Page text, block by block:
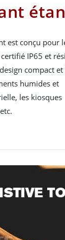
est conçu pour
IP65 et
compact
humides et
les kiosques